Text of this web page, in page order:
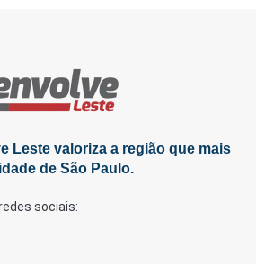
Leste valoriza a região que mais
de São Paulo.
sociais: